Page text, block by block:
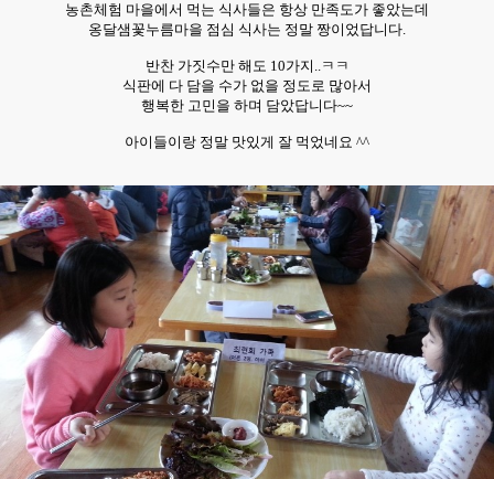
농촌체험 마을에서 먹는 식사들은 항상 만족도가 좋았는데
옹달샘꽃누름마을 점심 식사는 정말 짱이었답니다.
반찬 가짓수만 해도 10가지..ㅋㅋ
식판에 다 담을 수가 없을 정도로 많아서
행복한 고민을 하며 담았답니다~~
아이들이랑 정말 맛있게 잘 먹었네요 ^^